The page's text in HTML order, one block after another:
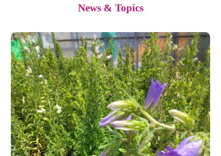
News & Topics